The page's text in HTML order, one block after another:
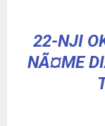
22-NJI
NÃ¤ME